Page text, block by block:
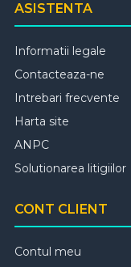
ASISTENTA
Informatii legale
Contacteaza-ne
Intrebari frecvente
Harta site
ANPC
Solutionarea litigiilor
CONT CLIENT
Contul meu